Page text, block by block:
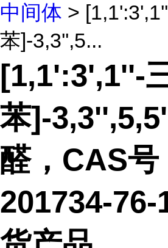
中间体 >
苯]-3,3'',5...
[1,1':3',1''-
苯]-
醛，CAS号
201734-76-